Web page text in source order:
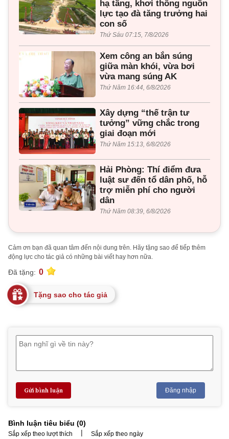
hạ tầng, khơi thông nguồn
lực tạo đà tăng trưởng hai
con số
Thứ Sáu 07:15, 7/8/2026
Xem công an bắn súng
giữa màn khói, vừa bơi
vừa mang súng AK
Thứ Năm 16:44, 6/8/2026
Xây dựng “thế trận tư
tưởng” vững chắc trong
giai đoạn mới
Thứ Năm 15:13, 6/8/2026
Hải Phòng: Thí điểm đưa
luật sư đến tổ dân phố, hỗ
trợ miễn phí cho người
dân
Thứ Năm 08:39, 6/8/2026
Cảm ơn bạn đã quan tâm đến nội dung trên. Hãy tặng sao để tiếp thêm
động lực cho tác giả có những bài viết hay hơn nữa.
Đã tặng: 0
Tặng sao cho tác giả
Gửi bình luận Đăng nhập
Bình luận tiêu biểu (0)
Sắp xếp theo lượt thích | Sắp xếp theo ngày